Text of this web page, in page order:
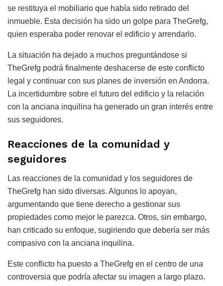
se restituya el mobiliario que había sido retirado del
inmueble. Esta decisión ha sido un golpe para TheGrefg,
quien esperaba poder renovar el edificio y arrendarlo.
La situación ha dejado a muchos preguntándose si
TheGrefg podrá finalmente deshacerse de este conflicto
legal y continuar con sus planes de inversión en Andorra.
La incertidumbre sobre el futuro del edificio y la relación
con la anciana inquilina ha generado un gran interés entre
sus seguidores.
Reacciones de la comunidad y
seguidores
Las reacciones de la comunidad y los seguidores de
TheGrefg han sido diversas. Algunos lo apoyan,
argumentando que tiene derecho a gestionar sus
propiedades como mejor le parezca. Otros, sin embargo,
han criticado su enfoque, sugiriendo que debería ser más
compasivo con la anciana inquilina.
Este conflicto ha puesto a TheGrefg en el centro de una
controversia que podría afectar su imagen a largo plazo.